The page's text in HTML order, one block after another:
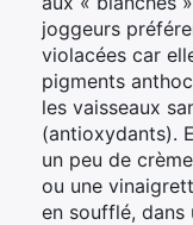
joggeurs
violacées car
pigments
les vaisseaux
(antioxydants).
un peu de
ou une
en soufflé,